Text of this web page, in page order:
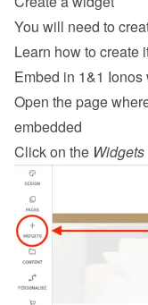
You will need to
Learn how to create
Embed in 1&1
Open the page
embedded
Click on the Widgets